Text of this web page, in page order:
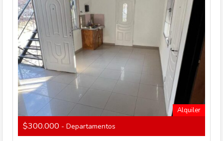
Alquiler
$300.000 - Departamentos